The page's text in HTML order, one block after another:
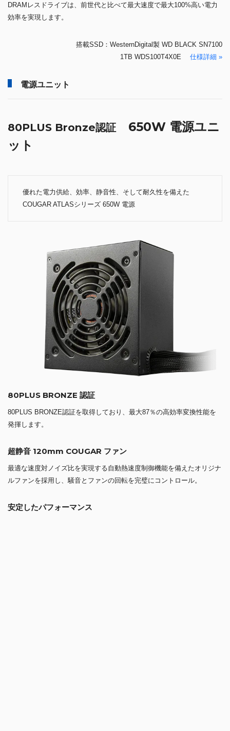
DRAMレスドライブは、前世代と比べて最大速度で最大100%高い電力
効率を実現します。
搭載SSD：WesternDigital製 WD BLACK SN7100
1TB WDS100T4X0E 仕様詳細 »
電源ユニット
80PLUS Bronze認証 650W 電源ユニ
ット
優れた電力供給、効率、静音性、そして耐久性を備えた
COUGAR ATLASシリーズ 650W 電源
80PLUS BRONZE 認証
80PLUS BRONZE認証を取得しており、最大87％の高効率変換性能を
発揮します。
超静音 120mm COUGAR ファン
最適な速度対ノイズ比を実現する自動熱速度制御機能を備えたオリジナ
ルファンを採用し、騒音とファンの回転を完璧にコントロール。
安定したパフォーマンス